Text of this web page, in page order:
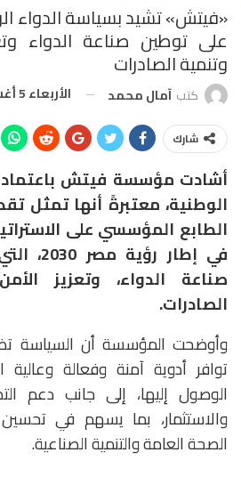
«فيتش» تشيد بسياسة الدواء
على توطين صناعة الدواء
وتنمية الصادرات
كتب آمال محمد الأربعاء 5 أغسطس, 2026 9:59 م
شارك
أشادت مؤسسة فيتش
الوطنية، معتبرةً أنها تمثل
الطابع المؤسسي على
في إطار
صناعة الدواء، وتعزيز
الصادرات.
وأوضحت المؤسسة أن السياسة
توافر أدوية آمنة وفعالة
الوصول إليها، إلى جانب دعم
والاستثمار، بما يسهم في
الصحة العامة والتنمية الصناعية.